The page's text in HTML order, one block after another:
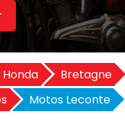
Bretagne
Motos Leconte